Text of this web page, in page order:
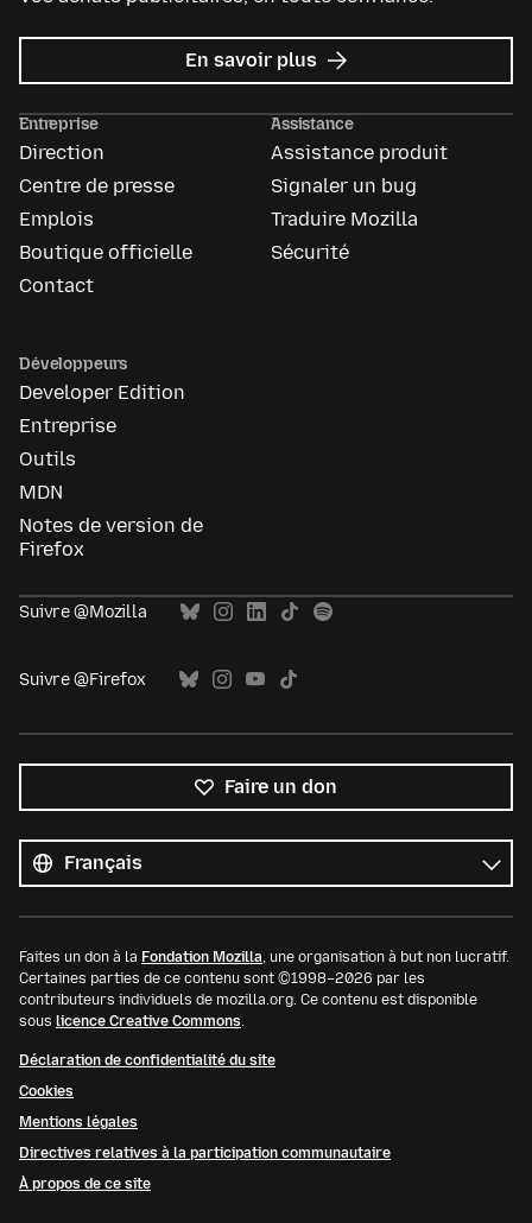
En savoir plus sur
Mozilla
Entreprise
Direction
Centre de presse
Emplois
Boutique officielle
Contact
Assistance
Assistance produit
Signaler un bug
Traduire Mozilla
Sécurité
Développeurs
Developer Edition
Entreprise
Outils
MDN
Notes de version de
Firefox
Suivre @Mozilla
Suivre @Firefox
Faire un don
les
langues
Langue
Faites un don à la Fondation Mozilla, une organisation à but non lucratif.
Certaines parties de ce contenu sont ©1998–2026 par les
contributeurs individuels de mozilla.org. Ce contenu est disponible
sous licence Creative Commons.
Déclaration de confidentialité du site
Cookies
Mentions légales
Directives relatives à la participation communautaire
À propos de ce site